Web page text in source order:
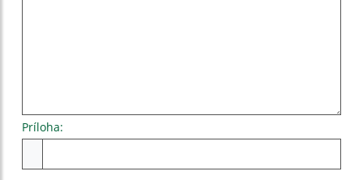
Príloha: